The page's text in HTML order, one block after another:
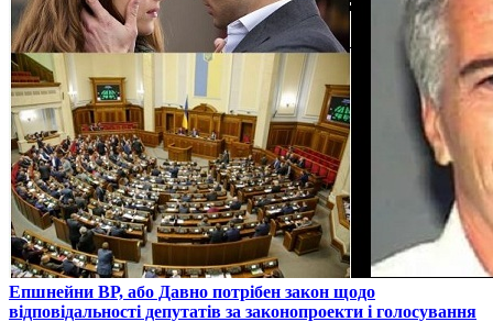
​Епшнейни ВР, або Давно потрібен закон щодо
відповідальності депутатів за законопроекти і голосування